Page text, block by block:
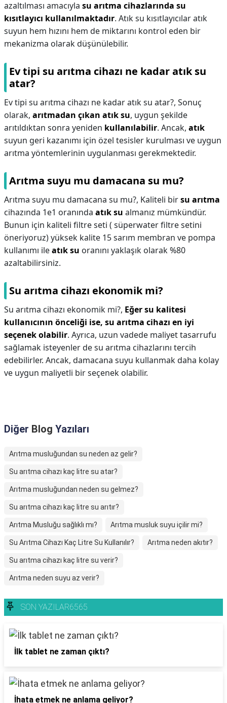
azaltılması amacıyla su arıtma cihazlarında su
kısıtlayıcı kullanılmaktadır. Atık su kısıtlayıcılar atık
suyun hem hızını hem de miktarını kontrol eden bir
mekanizma olarak düşünülebilir.
Ev tipi su arıtma cihazı ne kadar atık su
atar?
Ev tipi su arıtma cihazı ne kadar atık su atar?, Sonuç
olarak, arıtmadan çıkan atık su, uygun şekilde
arıtıldıktan sonra yeniden kullanılabilir. Ancak, atık
suyun geri kazanımı için özel tesisler kurulması ve uygun
arıtma yöntemlerinin uygulanması gerekmektedir.
Arıtma suyu mu damacana su mu?
Arıtma suyu mu damacana su mu?, Kaliteli birsu arıtma
cihazında 1e1 oranında atık su almanız mümkündür.
Bunun için kaliteli filtre seti ( süperwater filtre setini
öneriyoruz) yüksek kalite 15 sarım membran ve pompa
kullanımı ileatık su oranını yaklaşık olarak %80
azaltabilirsiniz.
Su arıtma cihazı ekonomik mi?
Su arıtma cihazı ekonomik mi?, Eğer su kalitesi
kullanıcının önceliği ise, su arıtma cihazı en iyi
seçenek olabilir. Ayrıca, uzun vadede maliyet tasarrufu
sağlamak isteyenler de su arıtma cihazlarını tercih
edebilirler. Ancak, damacana suyu kullanmak daha kolay
ve uygun maliyetli bir seçenek olabilir.
Diğer Blog Yazıları
Arıtma musluğundan su neden az gelir?
Su arıtma cihazı kaç litre su atar?
Arıtma musluğundan neden su gelmez?
Su arıtma cihazı kaç litre su arıtır?
Arıtma Musluğu sağlıklı mı? Arıtma musluk suyu içilir mi?
Su Arıtma Cihazı Kaç Litre Su Kullanılır? Arıtma neden akıtır?
Su arıtma cihazı kaç litre su verir?
Arıtma neden suyu az verir?
SON YAZILAR6565
İlk tablet ne zaman çıktı?
İhata etmek ne anlama geliyor?